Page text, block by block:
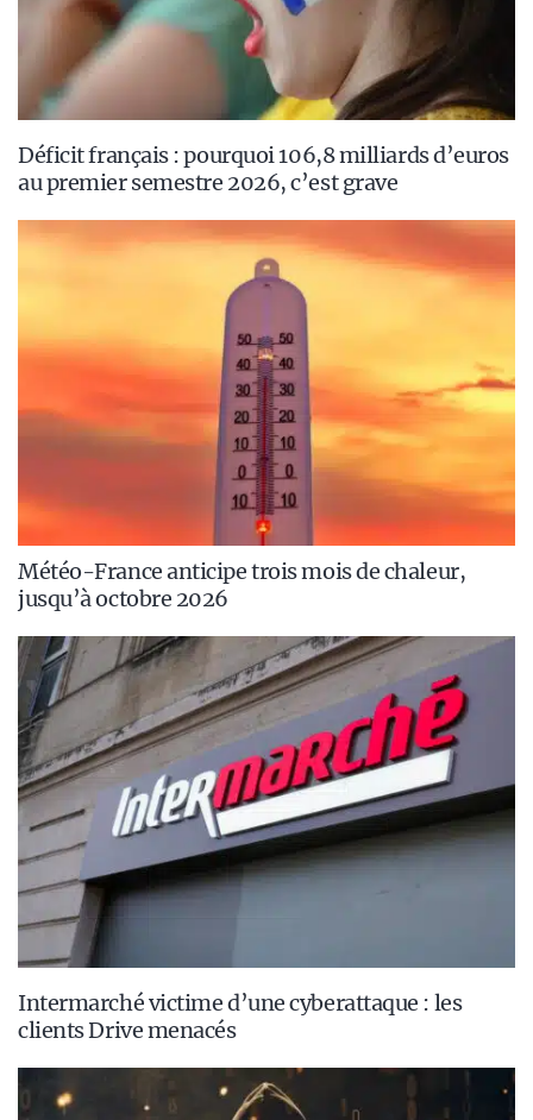
Déficit français : pourquoi 106,8 milliards d’euros
au premier semestre 2026, c’est grave
Météo-France anticipe trois mois de chaleur,
jusqu’à octobre 2026
Intermarché victime d’une cyberattaque : les
clients Drive menacés